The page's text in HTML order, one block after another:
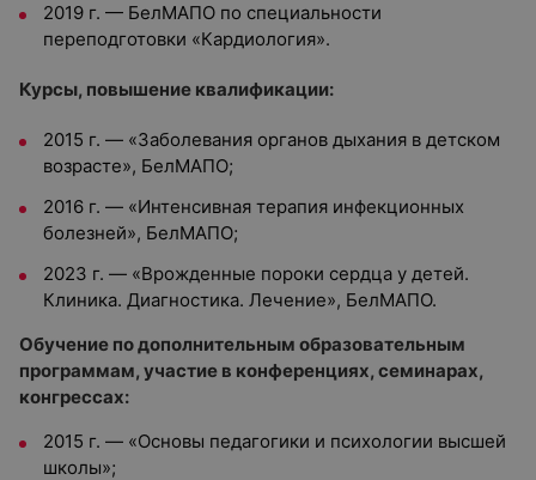
2019 г. — БелМАПО по специальности
переподготовки «Кардиология».
Курсы, повышение квалификации:
2015 г. — «Заболевания органов дыхания в детском
возрасте», БелМАПО;
2016 г. — «Интенсивная терапия инфекционных
болезней», БелМАПО;
2023 г. — «Врожденные пороки сердца у детей.
Клиника. Диагностика. Лечение», БелМАПО.
Обучение по дополнительным образовательным
программам, участие в конференциях, семинарах,
конгрессах:
2015 г. — «Основы педагогики и психологии высшей
школы»;